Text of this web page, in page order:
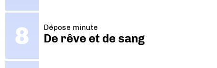
Dépose minute
De rêve et de sang